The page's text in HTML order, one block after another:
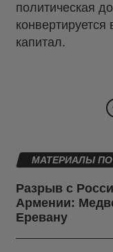
политическая
капитал.
МАТЕРИАЛЫ
Разрыв с
Армении:
Еревану